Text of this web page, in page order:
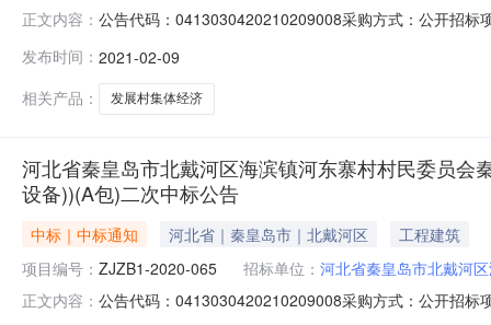
正文内容： 公告代码：0413030420210209008采购方式：公开招标
河东寨村村民委员会秦皇岛市2020年农村综合改革示范
布
发布时间： 2021-02-09
相关产品：
发展村集体经济
河北省秦皇岛市北戴河区海滨镇河东寨村村民委员
设备))(A包)二次中标公告
中标｜中标通知 河北省｜秦皇岛市｜北戴河区
工程建筑
项目编号： ZJZB1-2020-065 招标单位： 河北省秦皇岛市北戴河
正文内容： 公告代码：0413030420210209008采购方式：公开招标